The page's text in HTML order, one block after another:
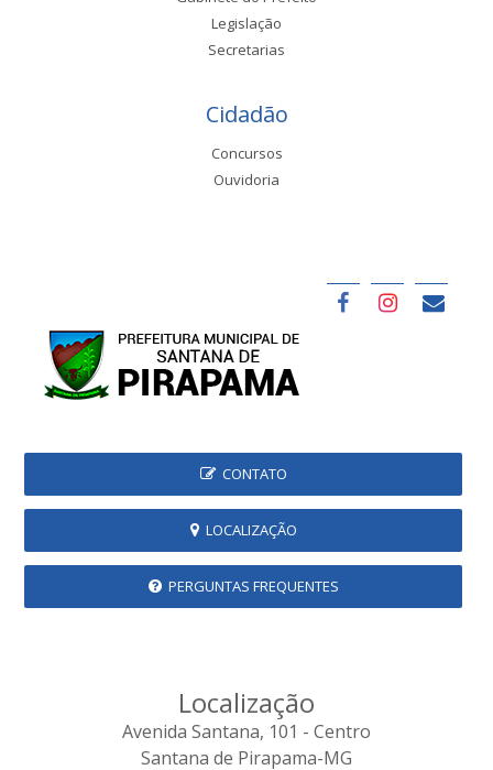
Legislação
Secretarias
Cidadão
Concursos
Ouvidoria
CONTATO
LOCALIZAÇÃO
PERGUNTAS FREQUENTES
Localização
Avenida Santana, 101 - Centro
Santana de Pirapama-MG